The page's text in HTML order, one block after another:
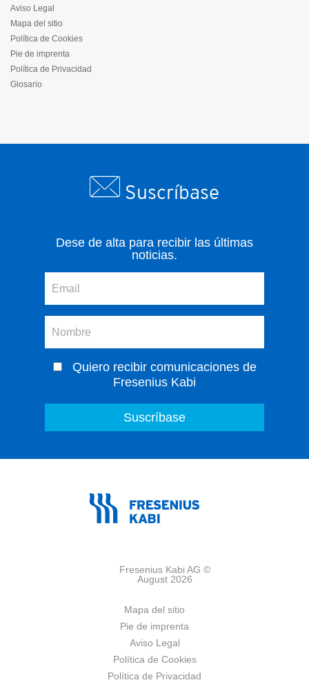
Aviso Legal
Mapa del sitio
Política de Cookies
Pie de imprenta
Política de Privacidad
Glosario
Suscríbase
Dese de alta para recibir las últimas
noticias.
Quiero recibir comunicaciones de
Fresenius Kabi
Fresenius Kabi AG ©
August 2026
Mapa del sitio
Pie de imprenta
Aviso Legal
Política de Cookies
Política de Privacidad